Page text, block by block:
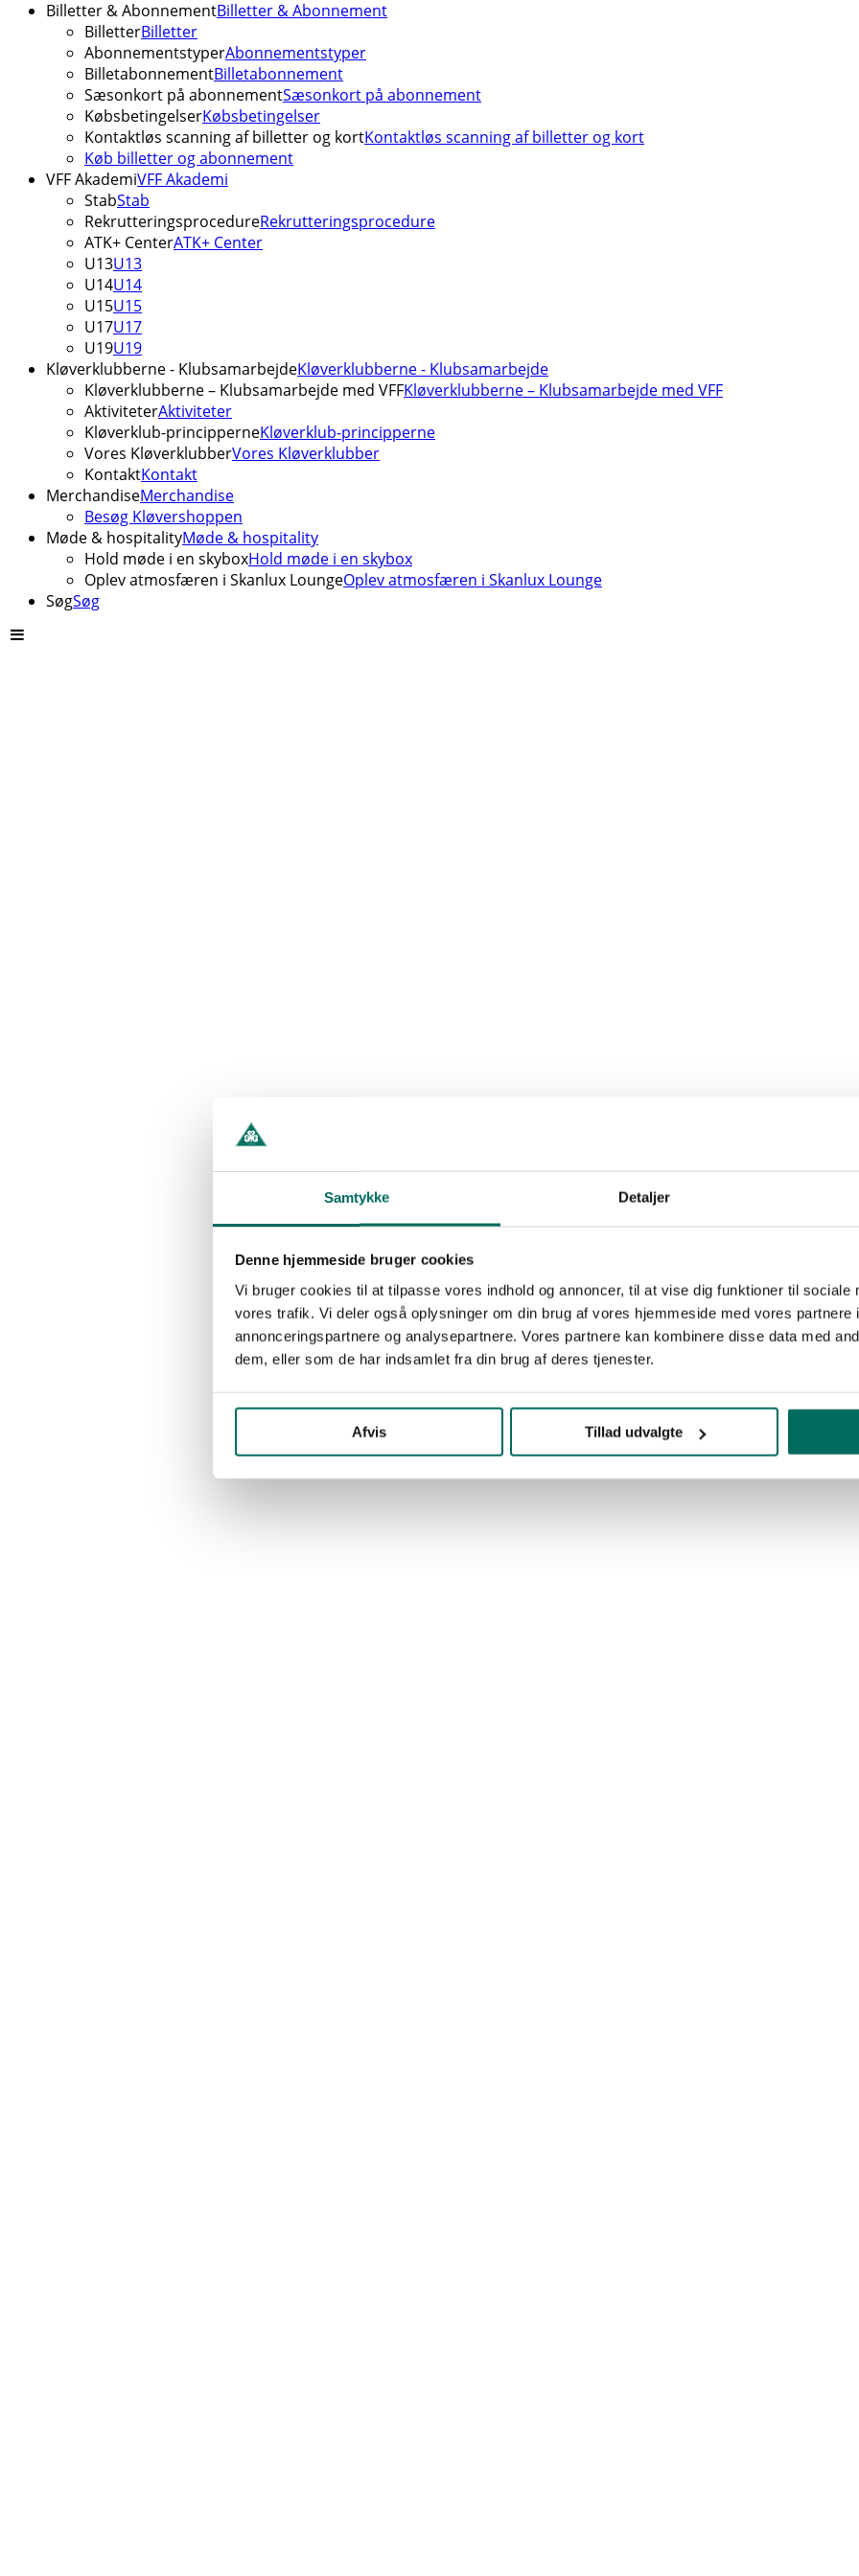
Samtykke Detaljer
Denne hjemmeside bruger cookies
Vi bruger cookies til at tilpasse vores indhold og annoncer, til at vise dig funktioner til sociale
vores trafik. Vi deler også oplysninger om din brug af vores hjemmeside med vores partnere
annonceringspartnere og analysepartnere. Vores partnere kan kombinere disse data med
dem, eller som de har indsamlet fra din brug af deres tjenester.
Afvis Tillad udvalgte
Billetter & AbonnementBilletter & Abonnement
BilletterBilletter
AbonnementstyperAbonnementstyper
BilletabonnementBilletabonnement
Sæsonkort på abonnementSæsonkort på abonnement
KøbsbetingelserKøbsbetingelser
Kontaktløs scanning af billetter og kortKontaktløs scanning af billetter og kort
Køb billetter og abonnement
VFF AkademiVFF Akademi
StabStab
RekrutteringsprocedureRekrutteringsprocedure
ATK+ CenterATK+ Center
U13U13
U14U14
U15U15
U17U17
U19U19
Kløverklubberne - KlubsamarbejdeKløverklubberne - Klubsamarbejde
Kløverklubberne – Klubsamarbejde med VFFKløverklubberne – Klubsamarbejde med VFF
AktiviteterAktiviteter
Kløverklub-principperneKløverklub-principperne
Vores KløverklubberVores Kløverklubber
KontaktKontakt
MerchandiseMerchandise
Besøg Kløvershoppen
Møde & hospitalityMøde & hospitality
Hold møde i en skyboxHold møde i en skybox
Oplev atmosfæren i Skanlux LoungeOplev atmosfæren i Skanlux Lounge
SøgSøg